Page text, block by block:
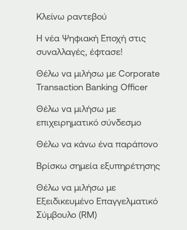
Κλείνω ραντεβού
Η νέα Ψηφιακή Εποχή στις
συναλλαγές, έφτασε!
Θέλω να μιλήσω με Corporate
Transaction Banking Officer
Θέλω να μιλήσω με
επιχειρηματικό σύνδεσμο
Θέλω να κάνω ένα παράπονο
Βρίσκω σημεία εξυπηρέτησης
Θέλω να μιλήσω με
Εξειδικευμένο Επαγγελματικό
Σύμβουλο (RM)